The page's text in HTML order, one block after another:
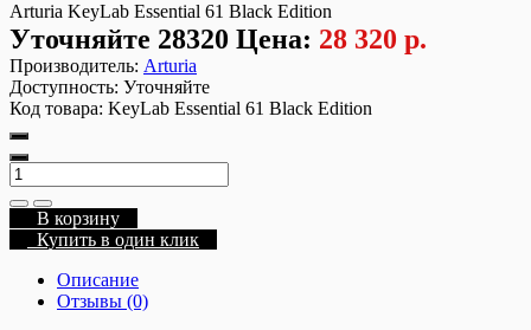
Arturia KeyLab Essential 61 Black Edition
Уточняйте 28320 Цена: 28 320 р.
Производитель: Arturia
Доступность: Уточняйте
Код товара: KeyLab Essential 61 Black Edition
В корзину
Купить в один клик
Описание
Отзывы (0)